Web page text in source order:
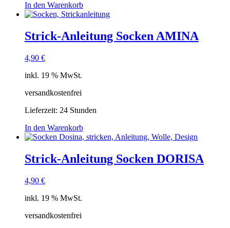
In den Warenkorb
Strick-Anleitung Socken AMINA
4,90 €
inkl. 19 % MwSt.
versandkostenfrei
Lieferzeit: 24 Stunden
In den Warenkorb
Strick-Anleitung Socken DORISA
4,90 €
inkl. 19 % MwSt.
versandkostenfrei